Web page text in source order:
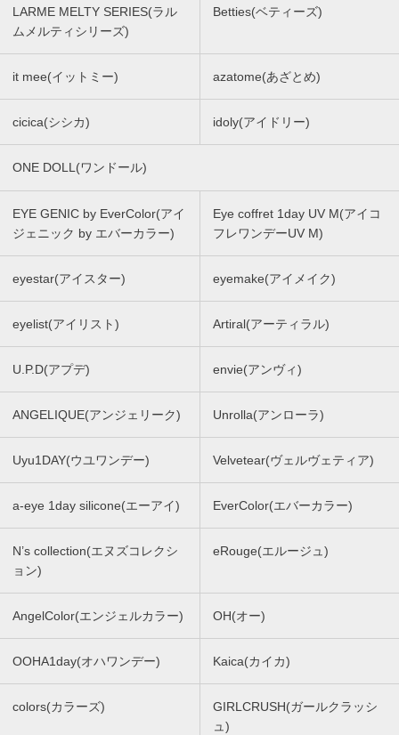
LARME MELTY SERIES(ラル
ムメルティシリーズ)
Betties(ベティーズ)
it mee(イットミー) azatome(あざとめ)
cicica(シシカ) idoly(アイドリー)
ONE DOLL(ワンドール)
EYE GENIC by EverColor(アイ
ジェニック by エバーカラー)
Eye coffret 1day UV M(アイコ
フレワンデーUV M)
eyestar(アイスター) eyemake(アイメイク)
eyelist(アイリスト) Artiral(アーティラル)
U.P.D(アプデ) envie(アンヴィ)
ANGELIQUE(アンジェリーク) Unrolla(アンローラ)
Uyu1DAY(ウユワンデー) Velvetear(ヴェルヴェティア)
a-eye 1day silicone(エーアイ) EverColor(エバーカラー)
N’s collection(エヌズコレクシ
ョン)
eRouge(エルージュ)
AngelColor(エンジェルカラー) OH(オー)
OOHA1day(オハワンデー) Kaica(カイカ)
colors(カラーズ)
GIRLCRUSH(ガールクラッシ
ュ)